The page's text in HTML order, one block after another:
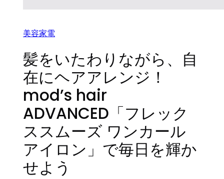
美容家電
髪をいたわりながら、自
在にヘアアレンジ！
mod’s hair
ADVANCED「フレック
ススムーズ ワンカール
アイロン」で毎日を輝か
せよう